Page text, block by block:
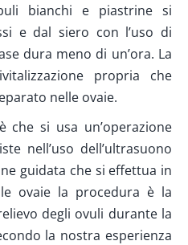
bianchi e piastrine si
e dal siero con l’uso di
dura meno di un’ora. La
propria che
nelle ovaie.
che si usa un’operazione
nell’uso dell’ultrasuono
guidata che si effettua in
ovaie la procedura è la
degli ovuli durante la
la nostra esperienza